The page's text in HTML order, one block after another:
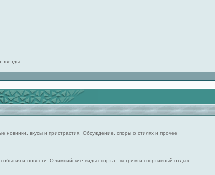
звезды
новинки, вкусы и пристрастия. Обсуждение, споры о стилях и прочее
и новости. Олимпийские виды спорта, экстрим и спортивный отдых.